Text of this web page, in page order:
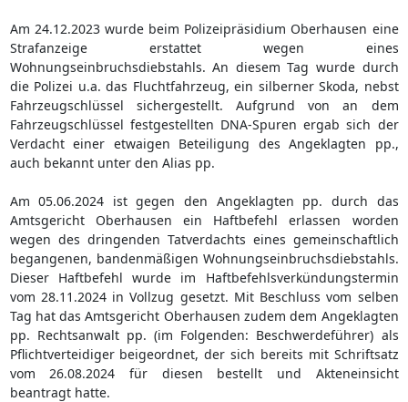
Am 24.12.2023 wurde beim Polizeipräsidium Oberhausen eine
Strafanzeige erstattet wegen eines
Wohnungseinbruchsdiebstahls. An diesem Tag wurde durch
die Polizei u.a. das Fluchtfahrzeug, ein silberner Skoda, nebst
Fahrzeugschlüssel sichergestellt. Aufgrund von an dem
Fahrzeugschlüssel festgestellten DNA-Spuren ergab sich der
Verdacht einer etwaigen Beteiligung des Angeklagten pp.,
auch bekannt unter den Alias pp.
Am 05.06.2024 ist gegen den Angeklagten pp. durch das
Amtsgericht Oberhausen ein Haftbefehl erlassen worden
wegen des dringenden Tatverdachts eines gemeinschaftlich
begangenen, bandenmäßigen Wohnungseinbruchsdiebstahls.
Dieser Haftbefehl wurde im Haftbefehlsverkündungstermin
vom 28.11.2024 in Vollzug gesetzt. Mit Beschluss vom selben
Tag hat das Amtsgericht Oberhausen zudem dem Angeklagten
pp. Rechtsanwalt pp. (im Folgenden: Beschwerdeführer) als
Pflichtverteidiger beigeordnet, der sich bereits mit Schriftsatz
vom 26.08.2024 für diesen bestellt und Akteneinsicht
beantragt hatte.